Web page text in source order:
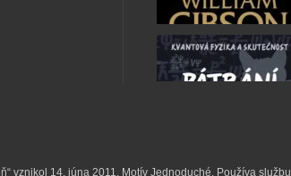
vznikol 14. júna 2011. Motív Jednoduché. Používa službu